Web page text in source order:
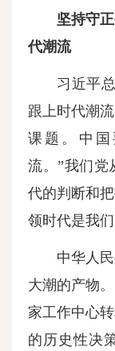
坚持守
代潮流
习近平
跟上时代潮
课题。中
流。”我们党
代的判断和
领时代是我们
中华人
大潮的产物
家工作中心
的历史性决